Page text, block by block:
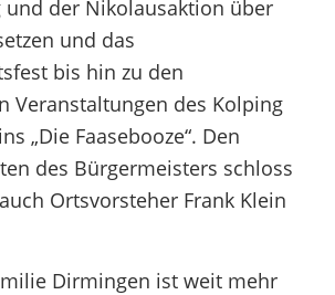
und der Nikolausaktion über
und das
bis hin zu den
Veranstaltungen des Kolping
„Die Faasebooze“. Den
des Bürgermeisters schloss
Ortsvorsteher Frank Klein
Dirmingen ist weit mehr